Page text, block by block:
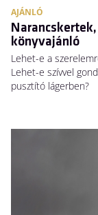
AJÁNLÓ
könyvajánló
Lehet-e a
Lehet-e szívvel
pusztító lágerben?